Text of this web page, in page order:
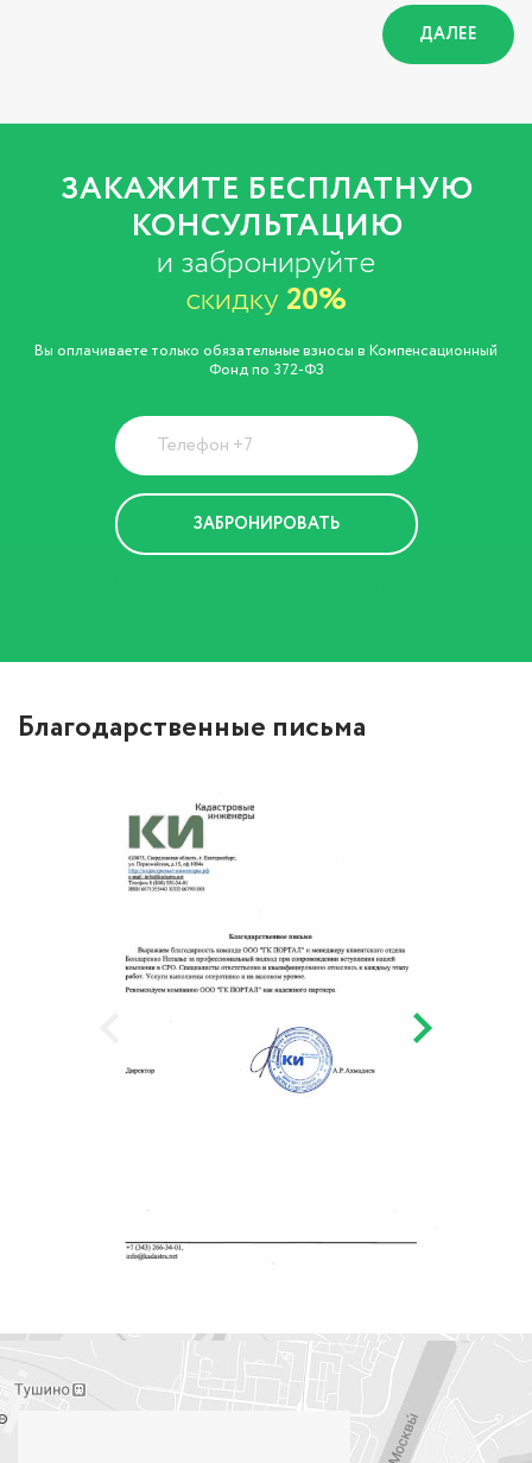
ДАЛЕЕ
ЗАКАЖИТЕ БЕСПЛАТНУЮ
КОНСУЛЬТАЦИЮ
и забронируйте
скидку 20%
Вы оплачиваете только обязательные взносы в Компенсационный
Фонд по 372-ФЗ
Благодарственные письма